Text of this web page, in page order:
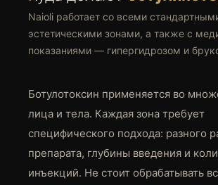
Naioli работает со всеми
эстетическими зонами, а также с
показаниями — гипергидрозом и
Ботулотоксин применяется во
лица и тела. Каждая зона требует
специфического подхода: разного
препарата, глубины введения и
инъекций. Не стоит обрабатывать